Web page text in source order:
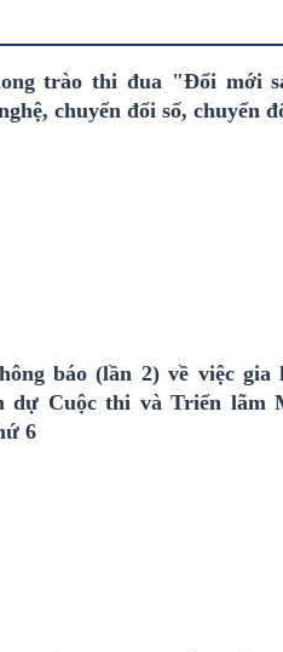
trào thi đua "Đổi mới
chuyển đổi số, chuyển
báo (lần 2) về việc gia
dự Cuộc thi và Triển lãm
6